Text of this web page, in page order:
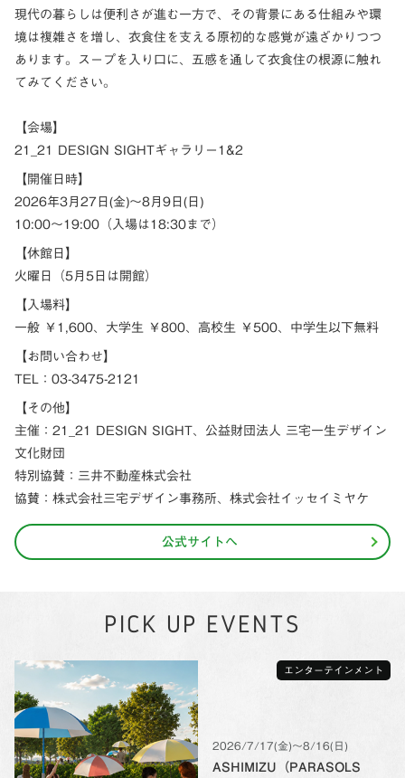
現代の暮らしは便利さが進む一方で、その背景にある仕組みや環
境は複雑さを増し、衣食住を支える原初的な感覚が遠ざかりつつ
あります。スープを入り口に、五感を通して衣食住の根源に触れ
てみてください。
【会場】
21_21 DESIGN SIGHTギャラリー1&2
【開催日時】
2026年3月27日(金)～8月9日(日)
10:00～19:00（入場は18:30まで）
【休館日】
火曜日（5月5日は開館）
【入場料】
一般 ￥1,600、大学生 ￥800、高校生 ￥500、中学生以下無料
【お問い合わせ】
TEL：03-3475-2121
【その他】
主催：21_21 DESIGN SIGHT、公益財団法人 三宅一生デザイン
文化財団
特別協賛：三井不動産株式会社
協賛：株式会社三宅デザイン事務所、株式会社イッセイミヤケ
公式サイトへ
PICK UP EVENTS
2026/7/17(金)〜8/16(日)
ASHIMIZU（PARASOLS
エンターテインメント